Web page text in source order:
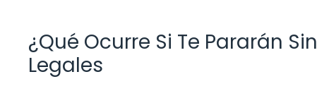
¿Qué Ocurre Si Te Pararán
Legales